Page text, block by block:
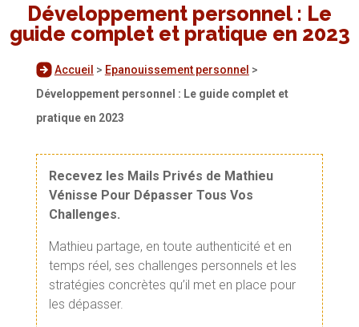
Développement personnel : Le
guide complet et pratique en 2023
Accueil > Epanouissement personnel >
Développement personnel : Le guide complet et
pratique en 2023
Recevez les Mails Privés de Mathieu
Vénisse Pour Dépasser Tous Vos
Challenges.
Mathieu partage, en toute authenticité et en
temps réel, ses challenges personnels et les
stratégies concrètes qu’il met en place pour
les dépasser.